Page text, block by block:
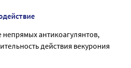
непрямых антикоагулянтов,
действия векурония